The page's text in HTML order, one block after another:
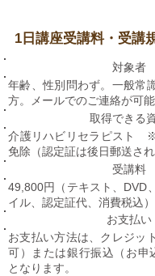
​1日講座受講料・受講
​対象者
介護リハビリセラピスト
免除（認定証は後日郵送され
受講料
49,800円（テキスト、DVD
イル、認定証代、消費税込）
お支払い
お支払い方法は、クレジッ
可）または銀行振込（お申
となります。
取得できる
年齢、性別問わず。一般常
方。メールでのご連絡が可能